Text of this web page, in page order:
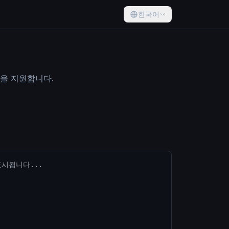
한국어
지원합니다.